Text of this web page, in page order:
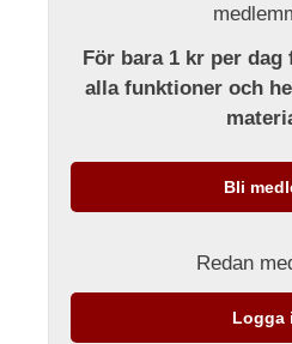
För bara 1 kr per
alla funktioner och
Bli
Redan
Logga